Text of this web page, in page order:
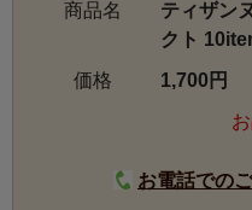
9707 国産 モリンガ茶
商品名
ティザン
クト
価格
1,700円
お電話での